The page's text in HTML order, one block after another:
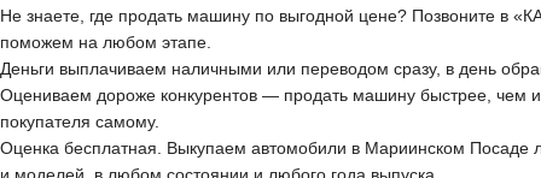
Не знаете, где продать машину по выгодной цене? Позвоните в
поможем на любом этапе.
Деньги выплачиваем наличными или переводом сразу, в день
Оцениваем дороже конкурентов — продать машину быстрее, чем
покупателя самому.
Оценка бесплатная. Выкупаем автомобили в Мариинском Посаде
и моделей, в любом состоянии и любого года выпуска.